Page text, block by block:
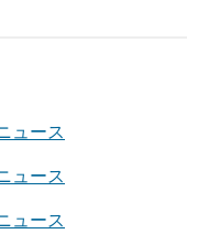
ュース
ュース
ュース